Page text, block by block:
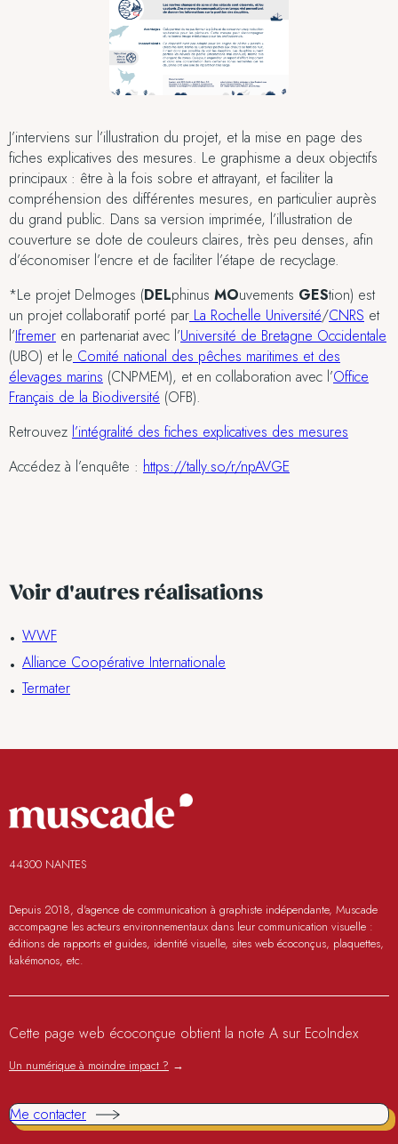
J’interviens sur l’illustration du projet, et la mise en page des
fiches explicatives des mesures. Le graphisme a deux objectifs
principaux : être à la fois sobre et attrayant, et faciliter la
compréhension des différentes mesures, en particulier auprès
du grand public. Dans sa version imprimée, l’illustration de
couverture se dote de couleurs claires, très peu denses, afin
d’économiser l’encre et de faciliter l’étape de recyclage.
*Le projet Delmoges (DELphinus MOuvements GEStion) est
un projet collaboratif porté par La Rochelle Université/CNRS et
l’Ifremer en partenariat avec l’Université de Bretagne Occidentale
(UBO) et le Comité national des pêches maritimes et des
élevages marins (CNPMEM), et en collaboration avec l’Office
Français de la Biodiversité (OFB).
Retrouvez l’intégralité des fiches explicatives des mesures
Accédez à l’enquête : https://tally.so/r/npAVGE
Voir d'autres réalisations
WWF
Alliance Coopérative Internationale
Termater
44300 NANTES
Depuis 2018, d'agence de communication à graphiste indépendante, Muscade
accompagne les acteurs environnementaux dans leur communication visuelle :
éditions de rapports et guides, identité visuelle, sites web écoconçus, plaquettes,
kakémonos, etc.
Cette page web écoconçue obtient la note A sur EcoIndex
Un numérique à moindre impact ? →
Me contacter